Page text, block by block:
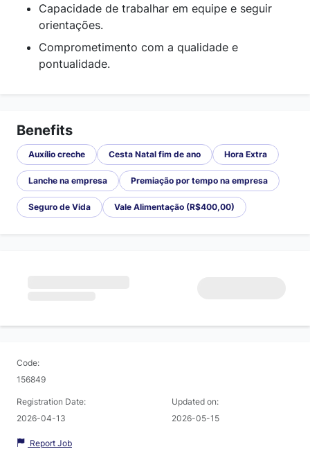
Capacidade de trabalhar em equipe e seguir
orientações.
Comprometimento com a qualidade e
pontualidade.
Benefits
Auxílio creche Cesta Natal fim de ano Hora Extra
Lanche na empresa Premiação por tempo na empresa
Seguro de Vida Vale Alimentação (R$400,00)
Code:
156849
Registration Date:
2026-04-13
Updated on:
2026-05-15
Report Job